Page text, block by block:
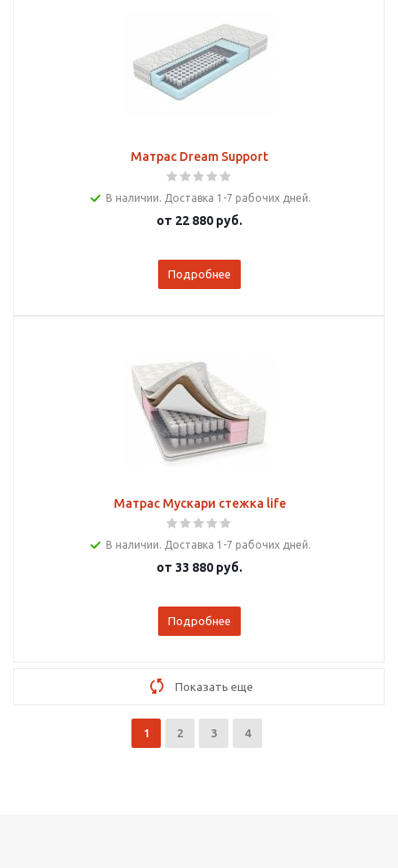
Матрас Dream Support
В наличии. Доставка 1-7 рабочих дней.
от 22 880 руб.
Подробнее
Матрас Мускари стежка life
В наличии. Доставка 1-7 рабочих дней.
от 33 880 руб.
Подробнее
Показать еще
1 2 3 4